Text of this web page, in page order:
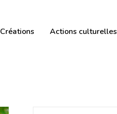
Créations Actions culturelles